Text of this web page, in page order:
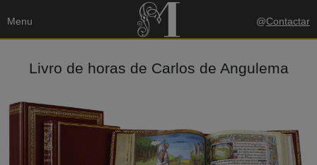
Menu @Contactar
Livro de horas de Carlos de Angulema